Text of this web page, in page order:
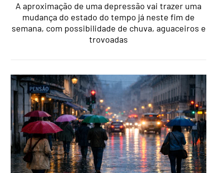
A aproximação de uma depressão vai trazer uma
mudança do estado do tempo já neste fim de
semana, com possibilidade de chuva, aguaceiros e
trovoadas